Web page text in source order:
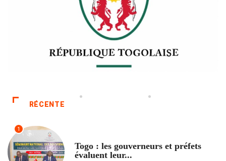
RÉCENTE
1
Togo : les gouverneurs et préfets
évaluent leur...